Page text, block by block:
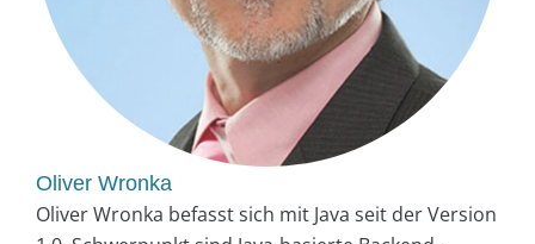
Oliver Wronka
Oliver Wronka befasst sich mit Java seit der Version